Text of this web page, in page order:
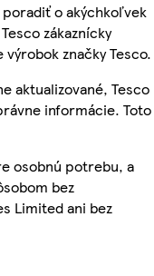
o akýchkoľvek
zákaznícky
značky Tesco.
aktualizované, Tesco
informácie. Toto
osobnú potrebu, a
bez
Limited ani bez